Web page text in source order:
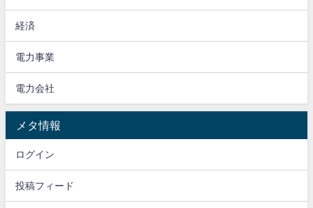
経済
電力事業
電力会社
メタ情報
ログイン
投稿フィード